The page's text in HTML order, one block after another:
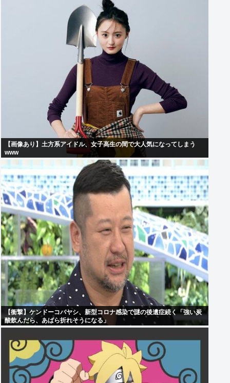
【画像あり】土方系アイドル、女子高生の間で大人気になってしまう
www
【衝撃】ケンドーコバヤシ、新型コロナ感染で謎の後遺症続く「強い炭
酸飲んだら、あばら折れそうになる」